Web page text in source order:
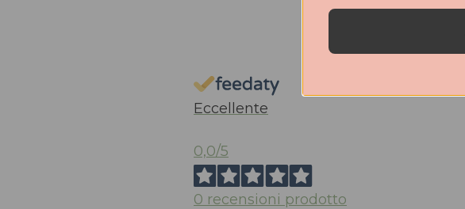
Eccellente
0,0/5
0 recensioni prodotto